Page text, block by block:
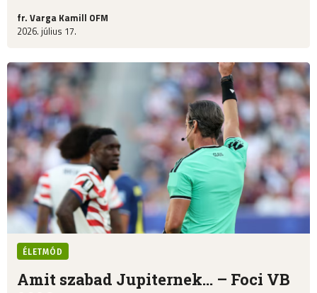
fr. Varga Kamill OFM
2026. július 17.
ÉLETMÓD
Amit szabad Jupiternek... – Foci VB